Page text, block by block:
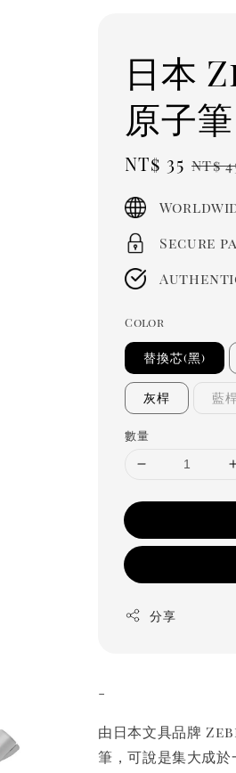
日本
原子
Sale
NT$ 35 NT$
Secure
Color
替換芯(黑)
灰桿 藍
數量
分享
-
由日本文具品牌
筆，可說是集大成於